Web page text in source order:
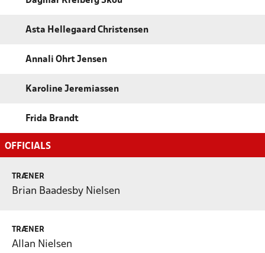
Asta Hellegaard Christensen
Annali Ohrt Jensen
Karoline Jeremiassen
Frida Brandt
OFFICIALS
TRÆNER
Brian Baadesby Nielsen
TRÆNER
Allan Nielsen